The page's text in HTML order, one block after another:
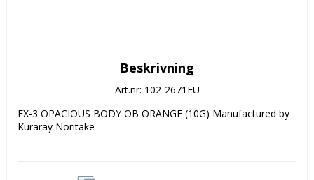
Beskrivning
Art.nr: 102-2671EU
EX-3 OPACIOUS BODY OB ORANGE (10G) Manufactured by
Kuraray Noritake